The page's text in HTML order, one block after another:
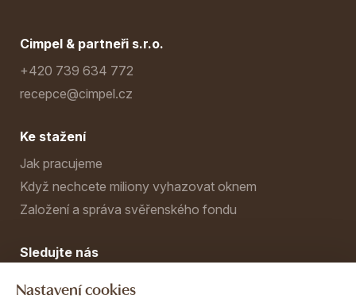
Nastavení cookies
Cimpel & partneři s.r.o.
+420 739 634 772
recepce@cimpel.cz
Ke stažení
Jak pracujeme
Když nechcete miliony vyhazovat oknem
Založení a správa svěřenského fondu
Sledujte nás